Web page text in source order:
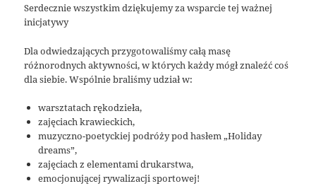
Serdecznie wszystkim dziękujemy za wsparcie tej ważnej
inicjatywy
Dla odwiedzających przygotowaliśmy całą masę
różnorodnych aktywności, w których każdy mógł znaleźć coś
dla siebie. Wspólnie braliśmy udział w:
warsztatach rękodzieła,
zajęciach krawieckich,
muzyczno-poetyckiej podróży pod hasłem „Holiday
dreams”,
zajęciach z elementami drukarstwa,
emocjonującej rywalizacji sportowej!